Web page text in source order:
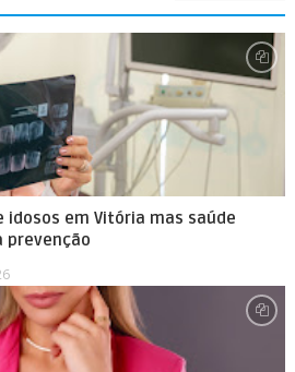
idosos em Vitória mas saúde
prevenção